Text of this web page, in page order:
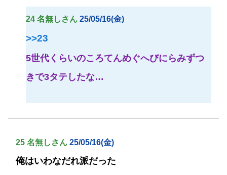
24 名無しさん 25/05/16(金)
>>23
5世代くらいのころてんめぐへびにらみずつ
きで3タテしたな…
25 名無しさん 25/05/16(金)
俺はいわなだれ派だった